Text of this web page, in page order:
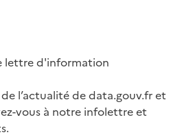
lettre d'information
l’actualité de data.gouv.fr et
vous à notre infolettre et